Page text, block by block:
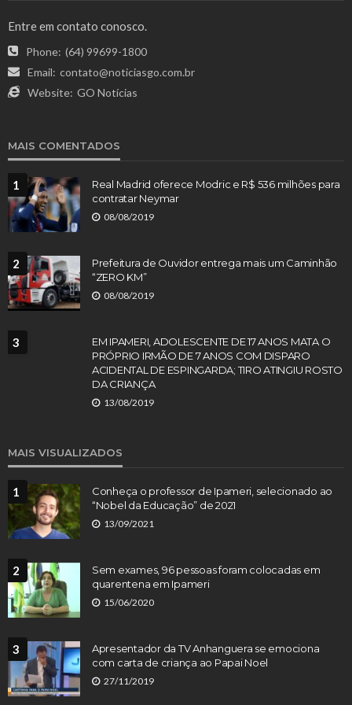
Entre em contato conosco.
Phone: (64) 99699-1800
Email: contato@noticiasgo.com.br
Website: GO Notícias
MAIS COMENTADOS
1
Real Madrid oferece Modric e R$ 536 milhões para
contratar Neymar
08/08/2019
2
Prefeitura de Ouvidor entrega mais um Caminhão
“ZERO KM”
08/08/2019
3
EM IPAMERI, ADOLESCENTE DE 17 ANOS MATA O
PRÓPRIO IRMÃO DE 7 ANOS COM DISPARO
ACIDENTAL DE ESPINGARDA; TIRO ATINGIU ROSTO
DA CRIANÇA
13/08/2019
MAIS VISUALIZADOS
1
Conheça o professor de Ipameri, selecionado ao
“Nobel da Educação” de 2021
13/09/2021
2
Sem exames, 96 pessoas foram colocadas em
quarentena em Ipameri
15/06/2020
3
Apresentador da TV Anhanguera se emociona
com carta de criança ao Papai Noel
27/11/2019